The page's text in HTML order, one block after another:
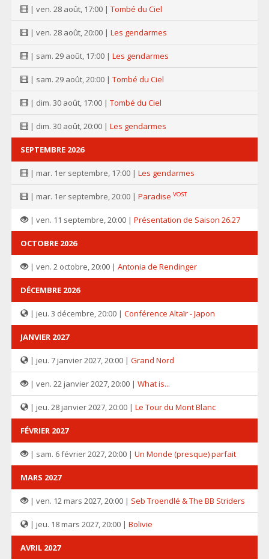
| ven. 28 août, 17:00 | Tombé du Ciel
| ven. 28 août, 20:00 | Les gendarmes
| sam. 29 août, 17:00 | Les gendarmes
| sam. 29 août, 20:00 | Tombé du Ciel
| dim. 30 août, 17:00 | Tombé du Ciel
| dim. 30 août, 20:00 | Les gendarmes
SEPTEMBRE 2026
| mar. 1er septembre, 17:00 | Les gendarmes
| mar. 1er septembre, 20:00 | Paradise VOST
| ven. 11 septembre, 20:00 | Présentation de Saison 26.27
OCTOBRE 2026
| ven. 2 octobre, 20:00 | Antonia de Rendinger
DÉCEMBRE 2026
| jeu. 3 décembre, 20:00 | Conférence Altaïr - Japon
JANVIER 2027
| jeu. 7 janvier 2027, 20:00 | Grand Nord
| ven. 22 janvier 2027, 20:00 | What is...
| jeu. 28 janvier 2027, 20:00 | Le Tour du Mont Blanc
FÉVRIER 2027
| sam. 6 février 2027, 20:00 | Un Monde (presque) parfait
MARS 2027
| ven. 12 mars 2027, 20:00 | Seb Troendlé & The BB Striders
| jeu. 18 mars 2027, 20:00 | Bolivie
AVRIL 2027